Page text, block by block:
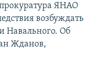
прокуратура ЯНАО
возбуждать
Навального. Об
Жданов,